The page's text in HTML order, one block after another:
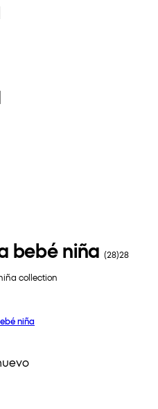
bebé niña(28)28
collection
niña